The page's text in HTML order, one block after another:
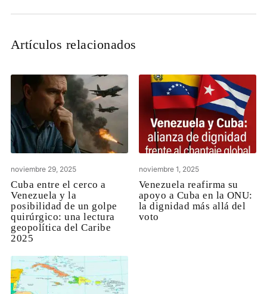
Artículos relacionados
noviembre 29, 2025
Cuba entre el cerco a
Venezuela y la
posibilidad de un golpe
quirúrgico: una lectura
geopolítica del Caribe
2025
noviembre 1, 2025
Venezuela reafirma su
apoyo a Cuba en la ONU:
la dignidad más allá del
voto